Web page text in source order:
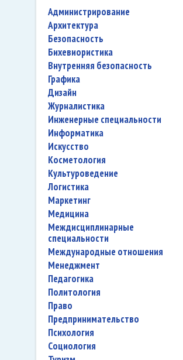
администрирование
архитектура
безопасность
бихевиористика
внутренняя безопасность
графика
дизайн
журналистика
инженерные специальности
информатика
искусство
косметология
культуроведение
логистика
маркетинг
медицина
междисциплинарные
специальности
международные отношения
менеджмент
педагогика
политология
право
предпринимательство
психология
социология